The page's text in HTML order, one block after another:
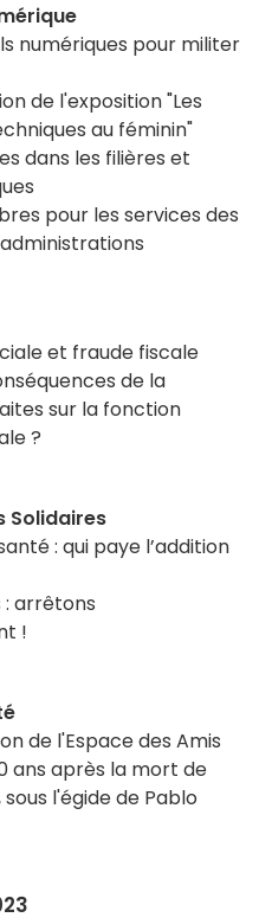
numériques pour militer
de l'exposition "Les
au féminin"
dans les filières et
pour les services des
et fraude fiscale
de la
sur la fonction
?
Solidaires
: qui paye l’addition
: arrêtons
!
de l'Espace des Amis
ans après la mort de
l'égide de Pablo